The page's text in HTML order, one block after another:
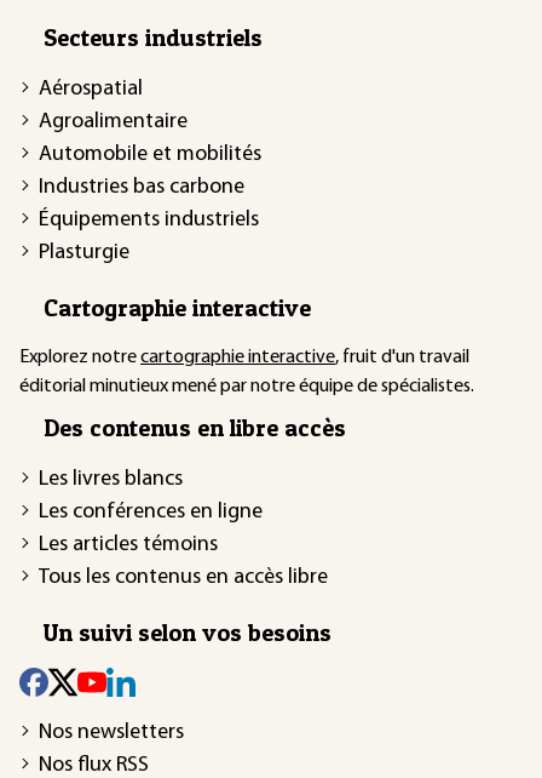
Secteurs industriels
Aérospatial
Agroalimentaire
Automobile et mobilités
Industries bas carbone
Équipements industriels
Plasturgie
Cartographie interactive
Explorez notrecartographie interactive, fruit d'un travail
éditorial minutieux mené par notre équipe de spécialistes.
Des contenus en libre accès
Les livres blancs
Les conférences en ligne
Les articles témoins
Tous les contenus en accès libre
Un suivi selon vos besoins
Nos newsletters
Nos flux RSS